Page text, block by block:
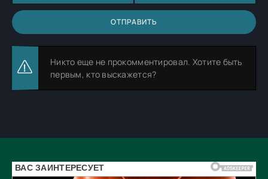
ОТПРАВИТЬ
Никто еще не прокомментировал. Хотите быть
первым, кто выскажется?